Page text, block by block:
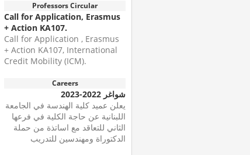
Professors Circular
Call for Application, Erasmus
+ Action KA107.
Call for Application , Erasmus
+ Action KA107, International
Credit Mobility (ICM).
Careers
شواغر 2022-2023
يعلن عميد كلية الهندسة في الجامعة
اللبنانية عن حاجة الكلية في فرعها
الثاني للتعاقد مع اساتذة من حملة
الدكتوراة ومهندسين للتدريب